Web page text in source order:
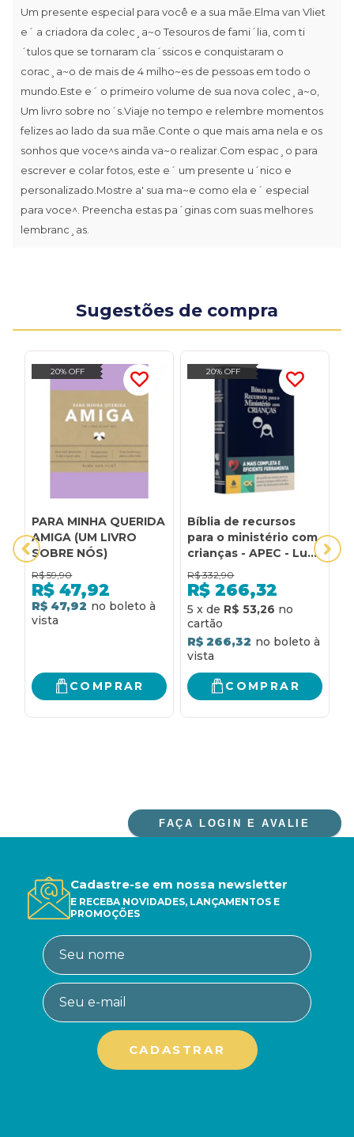
Um presente especial para você e a sua mãe.Elma van Vliet
e´ a criadora da colec¸a~o Tesouros de fami´lia, com ti
´tulos que se tornaram cla´ssicos e conquistaram o
corac¸a~o de mais de 4 milho~es de pessoas em todo o
mundo.Este e´ o primeiro volume de sua nova colec¸a~o,
Um livro sobre no´s.Viaje no tempo e relembre momentos
felizes ao lado da sua mãe.Conte o que mais ama nela e os
sonhos que voce^s ainda va~o realizar.Com espac¸o para
escrever e colar fotos, este e´ um presente u´nico e
personalizado.Mostre a' sua ma~e como ela e´ especial
para voce^. Preencha estas pa´ginas com suas melhores
lembranc¸as.
Sugestões de compra
20% OFF
PARA MINHA QUERIDA
AMIGA (UM LIVRO
SOBRE NÓS)
R$ 59,90
R$ 47,92
R$ 47,92
COMPRAR
20% OFF
Bíblia de recursos
para o ministério com
crianças - APEC - Luxo
PU Azul: ferramenta
de auxílio de ensino
para as nossas
crianças sobre todo o
amor de Jesus para
com elas
R$ 332,90
R$ 266,32
5 x de R$ 53,26
R$ 266,32
COMPRAR
FAÇA LOGIN E AVALIE
Cadastre-se em nossa newsletter
E RECEBA NOVIDADES, LANÇAMENTOS E
PROMOÇÕES